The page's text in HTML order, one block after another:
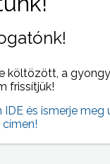
számíthatnak a
költözött, a
frissítjük!
IDE és ismerje meg